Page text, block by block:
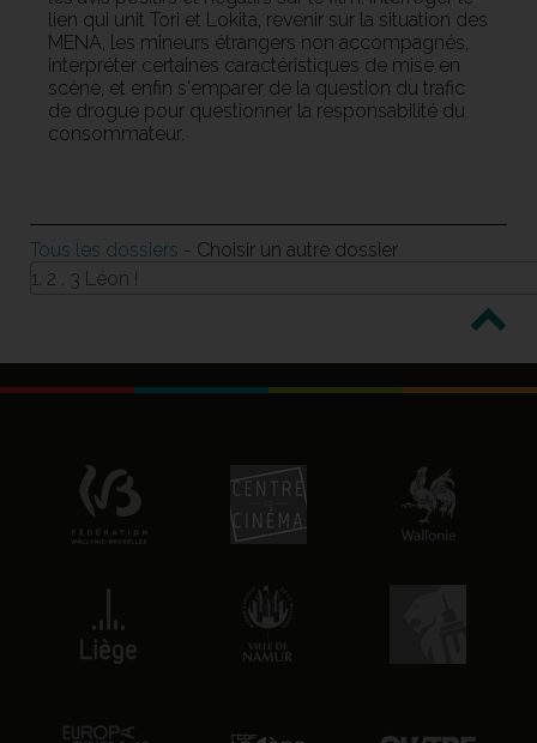
lien qui unit Tori et Lokita, revenir sur la situation des
MENA, les mineurs étrangers non accompagnés,
interpréter certaines caractéristiques de mise en
scène, et enfin s'emparer de la question du trafic
de drogue pour questionner la responsabilité du
consommateur.
Tous les dossiers - Choisir un autre dossier
1, 2 , 3 Léon !